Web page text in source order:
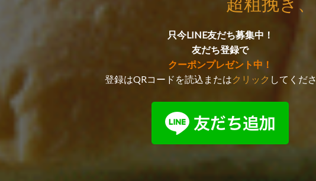
只今LINE友だち募集中！
友だち登録で
クーポンプレゼント中！
登録はQRコードを読込またはクリック してくださ